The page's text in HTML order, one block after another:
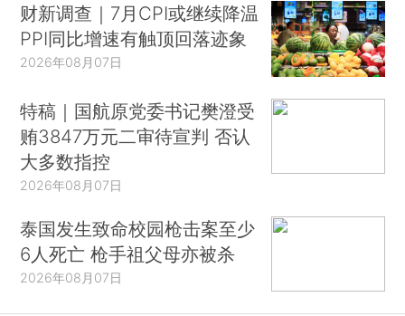
财新调查｜7月CPI或继续降温
PPI同比增速有触顶回落迹象
2026年08月07日
特稿｜国航原党委书记樊澄受
贿3847万元二审待宣判 否认
大多数指控
2026年08月07日
泰国发生致命校园枪击案至少
6人死亡 枪手祖父母亦被杀
2026年08月07日